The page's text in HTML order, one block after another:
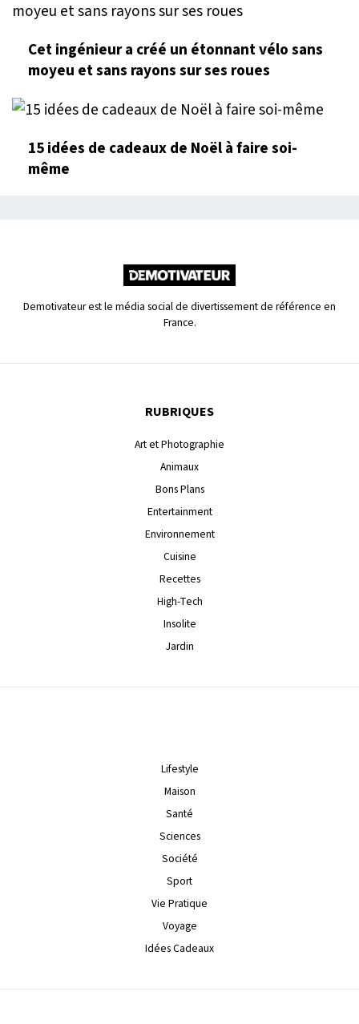
Cet ingénieur a créé un étonnant vélo sans
moyeu et sans rayons sur ses roues
15 idées de cadeaux de Noël à faire soi-
même
Demotivateur est le média social de divertissement de référence en
France.
RUBRIQUES
Art et Photographie
Animaux
Bons Plans
Entertainment
Environnement
Cuisine
Recettes
High-Tech
Insolite
Jardin
Lifestyle
Maison
Santé
Sciences
Société
Sport
Vie Pratique
Voyage
Idées Cadeaux